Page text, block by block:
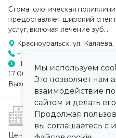
Стоматологическая
предоставляет широкий
услуг, включая лечение зуб...
Красноуральск, ул. Каляева,
+7 (34365) 2-22-83
Понедельник - Пятница:
17:00, Суббота - Воскресенье:
Выходной
Центральная районная
Мы используем
Это позволяет нам
взаимодействие
сайтом и делать
Продолжая
вы соглашаетесь с